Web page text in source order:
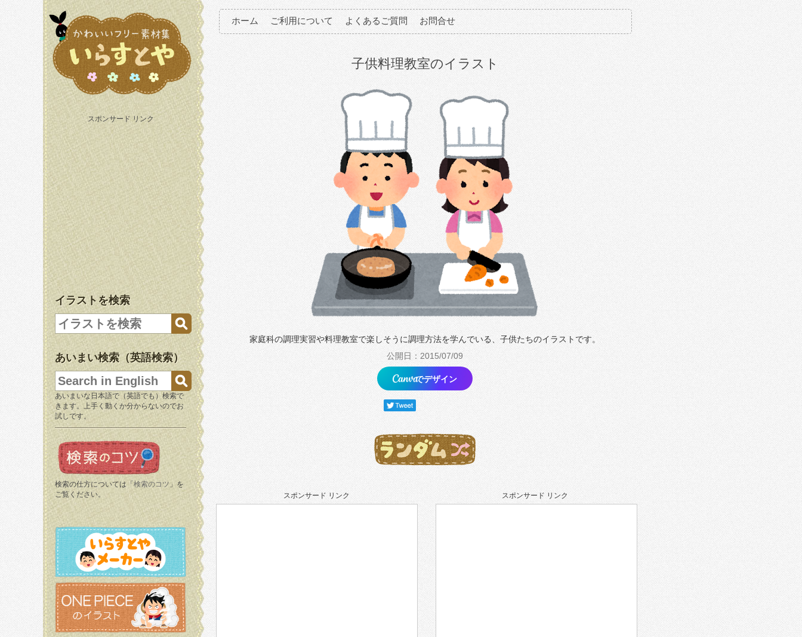
スポンサード リンク
イラストを検索
あいまい検索（英語検索）
あいまいな日本語で（英語でも）検索で
きます。上手く動くか分からないのでお
試しです。
検索の仕方については「 検索のコツ 」を
ご覧ください。
ホーム ご利用について よくあるご質問 お問合せ
子供料理教室のイラスト
家庭科の調理実習や料理教室で楽しそうに調理方法を学んでいる、子供たちのイラストです。
公開日：2015/07/09
でデザイン
スポンサード リンク スポンサード リンク